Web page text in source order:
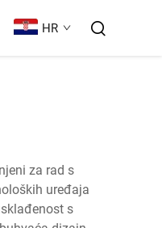
HR
za rad s
uređaja
s